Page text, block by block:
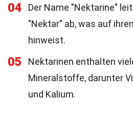
04
Der Name "Nektarine"
"Nektar" ab, was auf
hinweist.
05
Nektarinen enthalten
Mineralstoffe, darunter
und Kalium.